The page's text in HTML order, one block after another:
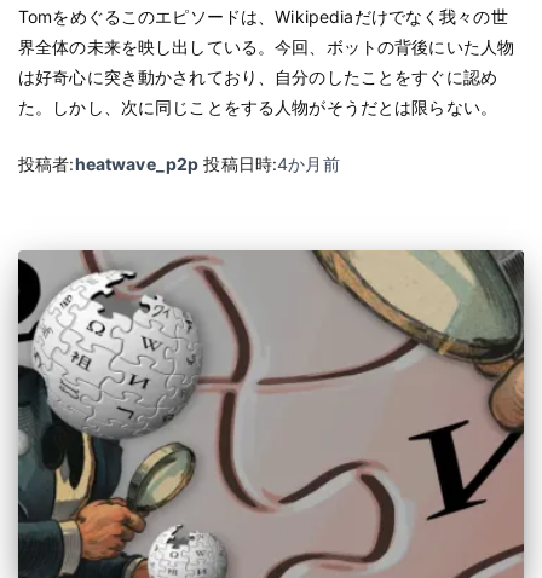
Tomをめぐるこのエピソードは、Wikipediaだけでなく我々の世
界全体の未来を映し出している。今回、ボットの背後にいた人物
は好奇心に突き動かされており、自分のしたことをすぐに認め
た。しかし、次に同じことをする人物がそうだとは限らない。
投稿者:heatwave_p2p 投稿日時:4か月 前